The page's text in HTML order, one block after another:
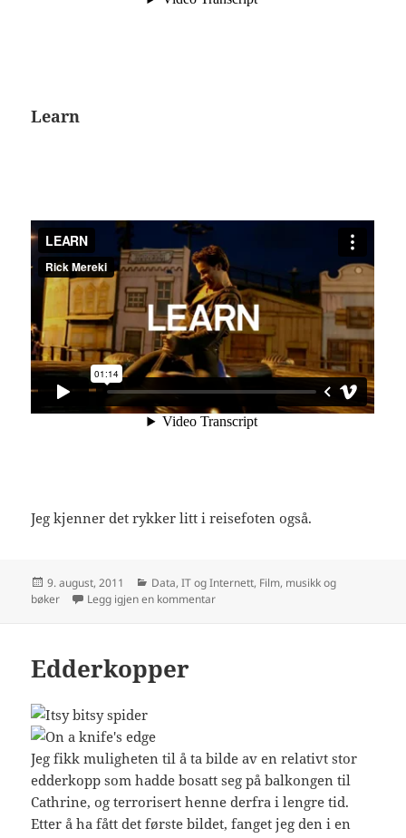
Learn
Jeg kjenner det rykker litt i reisefoten også.
Publisert
9. august, 2011 Kategorier
Data, IT og Internett, Film, musikk og
bøker
Legg igjen en kommentartil Eat. Move. Learn.
Edderkopper
Jeg fikk muligheten til å ta bilde av en relativt stor
edderkopp som hadde bosatt seg på balkongen til
Cathrine, og terrorisert henne derfra i lengre tid.
Etter å ha fått det første bildet, fanget jeg den i en